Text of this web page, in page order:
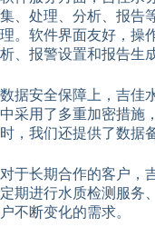
集、处理、分析、报告
理。软件界面友好，操
析、报警设置和报告生成
数据安全保障上，吉佳
中采用了多重加密措施
时，我们还提供了数据
对于长期合作的客户，
定期进行水质检测服务
户不断变化的需求。